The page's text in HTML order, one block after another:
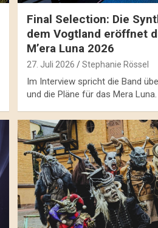
Final Selection: Die
dem Vogtland eröffnet
M’era Luna 2026
27. Juli 2026 Stephanie Rössel
Im Interview spricht die Band
und die Pläne für das Mera Luna.